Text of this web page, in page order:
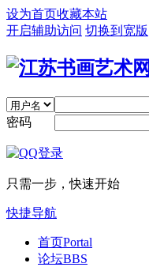
设为首页收藏本站
开启辅助访问 切换到宽版
密码
只需一步，快速开始
快捷导航
首页Portal
论坛BBS